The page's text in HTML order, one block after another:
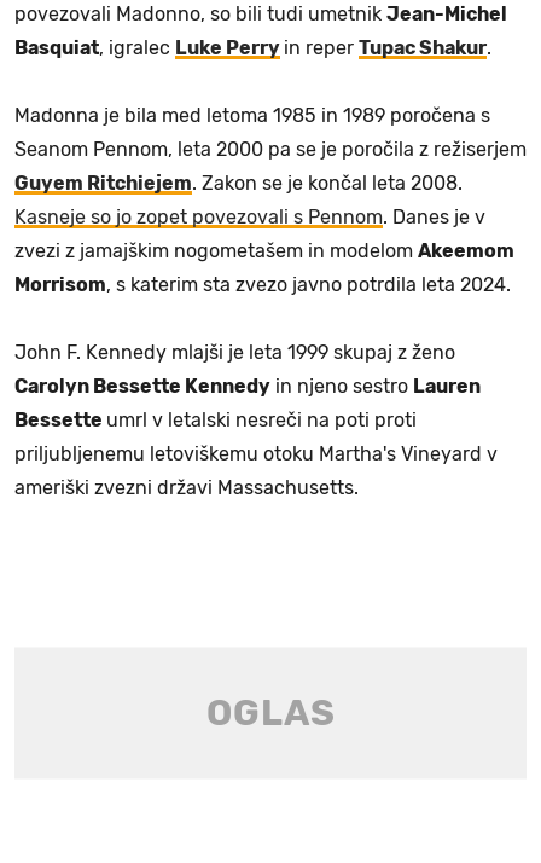
povezovali Madonno, so bili tudi umetnik Jean-Michel
Basquiat, igralec Luke Perry in reper Tupac Shakur.
Madonna je bila med letoma 1985 in 1989 poročena s
Seanom Pennom, leta 2000 pa se je poročila z režiserjem
Guyem Ritchiejem. Zakon se je končal leta 2008.
Kasneje so jo zopet povezovali s Pennom. Danes je v
zvezi z jamajškim nogometašem in modelom Akeemom
Morrisom, s katerim sta zvezo javno potrdila leta 2024.
John F. Kennedy mlajši je leta 1999 skupaj z ženo
Carolyn Bessette Kennedy in njeno sestro Lauren
Bessette umrl v letalski nesreči na poti proti
priljubljenemu letoviškemu otoku Martha's Vineyard v
ameriški zvezni državi Massachusetts.